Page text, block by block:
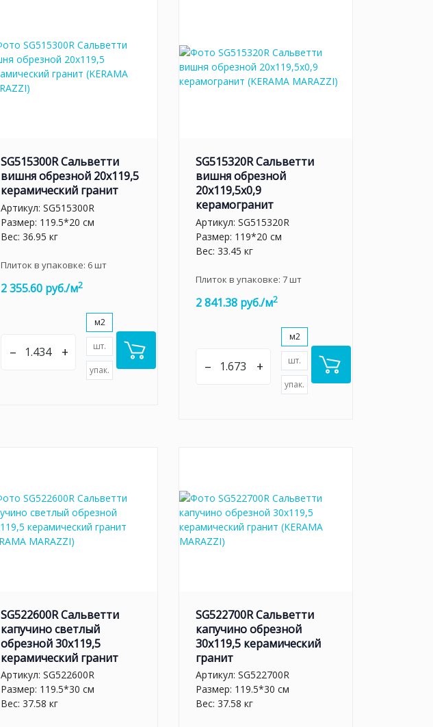
SG515300R Сальветти
вишня обрезной 20x119,5
керамический гранит
Артикул: SG515300R
Размер: 119.5*20 см
Вес: 36.95 кг
Плиток в упаковке: 6шт
2 355.60 руб./м2
– +
м2
шт.
упак.
SG515320R Сальветти
вишня обрезной
20x119,5x0,9
керамогранит
Артикул: SG515320R
Размер: 119*20 см
Вес: 33.45 кг
Плиток в упаковке: 7шт
2 841.38 руб./м2
– +
м2
шт.
упак.
SG522600R Сальветти
капучино светлый
обрезной 30x119,5
керамический гранит
Артикул: SG522600R
Размер: 119.5*30 см
Вес: 37.58 кг
SG522700R Сальветти
капучино обрезной
30x119,5 керамический
гранит
Артикул: SG522700R
Размер: 119.5*30 см
Вес: 37.58 кг